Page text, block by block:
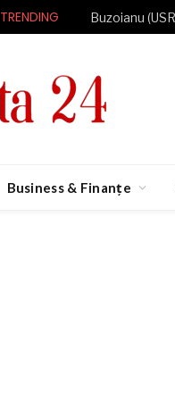
TRENDING
Business & Finanțe